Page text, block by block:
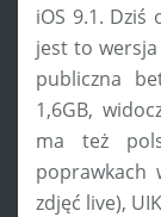
iOS 9.1.
jest to
publiczna
1,6GB,
ma też
poprawkach
zdjęć live),